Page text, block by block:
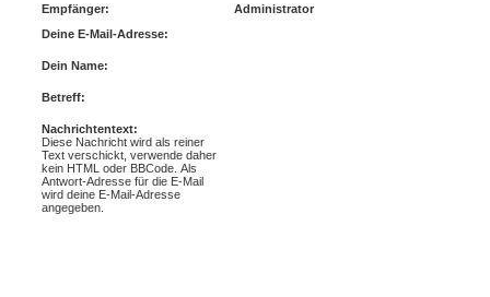
Empfänger:
Administrator
Deine E-Mail-Adresse:
Dein Name:
Betreff:
Nachrichtentext:
Diese Nachricht wird als reiner
Text verschickt, verwende daher
kein HTML oder BBCode. Als
Antwort-Adresse für die E-Mail
wird deine E-Mail-Adresse
angegeben.